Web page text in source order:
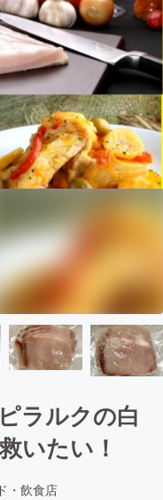
ラルクの白
いたい！
・飲食店